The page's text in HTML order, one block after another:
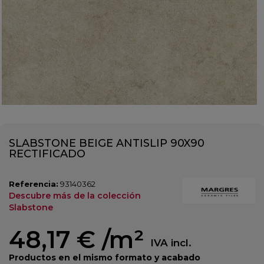
SLABSTONE BEIGE ANTISLIP 90X90
RECTIFICADO
Referencia: 93140362
Descubre más de la colección
Slabstone
48,17 € /m² IVA incl.
Productos en el mismo formato y acabado